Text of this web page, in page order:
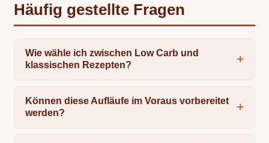
Häufig gestellte Fragen
Wie wähle ich zwischen Low Carb und
klassischen Rezepten?
Können diese Aufläufe im Voraus vorbereitet
werden?